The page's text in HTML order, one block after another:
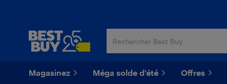
Magasinez Méga solde d'été Offres